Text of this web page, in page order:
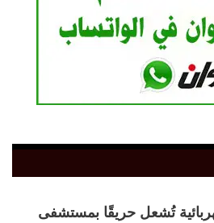
تُشعل حريقًا بمستشفى